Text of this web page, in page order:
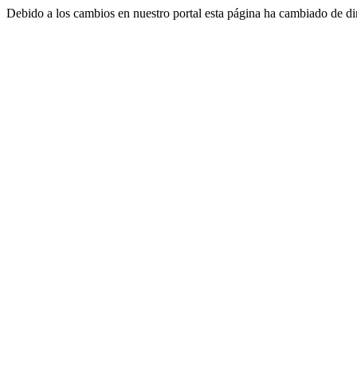
Debido a los cambios en nuestro portal esta página ha cambiado de